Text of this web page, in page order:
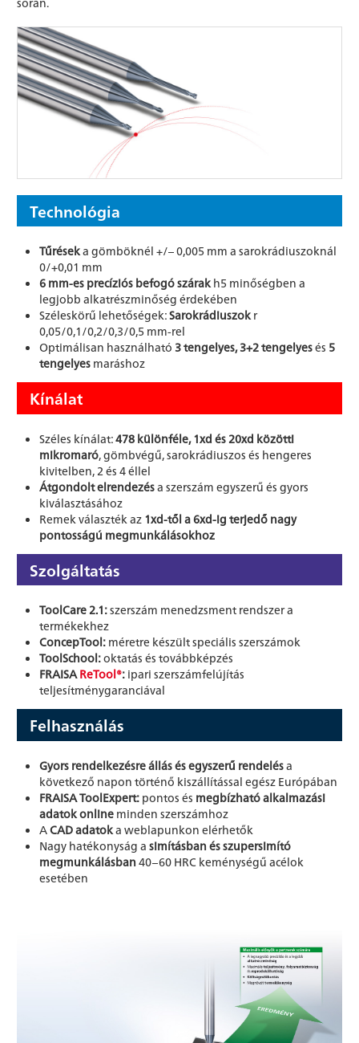
Technológia
Tűréseka gömböknél +/– 0,005 mm a sarokrádiuszoknál
0/+0,01 mm
6 mm-es precíziós befogó szárakh5 minőségben a
legjobb alkatrészminőség érdekében
Széleskörű lehetőségek:Sarokrádiuszokr
0,05/0,1/0,2/0,3/0,5 mm-rel
Optimálisan használható 3 tengelyes, 3+2 tengelyesés 5
tengelyes maráshoz
Kínálat
Széles kínálat:478 különféle, 1xd és 20xd közötti
mikromaró, gömbvégű, sarokrádiuszos és hengeres
kivitelben, 2 és 4 éllel
Átgondolt elrendezésa szerszám egyszerű és gyors
kiválasztásához
Remek választék az 1xd-től a 6xd-ig terjedő nagy
pontosságú megmunkálásokhoz
Szolgáltatás
ToolCare 2.1:szerszám menedzsment rendszer a
termékekhez
ConcepTool: méretre készült speciális szerszámok
ToolSchool:oktatás és továbbképzés
FRAISAReTool®: ipari szerszámfelújítás
teljesítménygaranciával
Felhasználás
Gyors rendelkezésre állás és egyszerű rendelésa
következő napon történő kiszállítással egész Európában
FRAISA ToolExpert: pontos és megbízható alkalmazási
adatok online minden szerszámhoz
ACAD adatoka weblapunkon elérhetők
Nagy hatékonyság a simításban és szupersimító
megmunkálásban 40–60 HRC keménységű acélok
esetében